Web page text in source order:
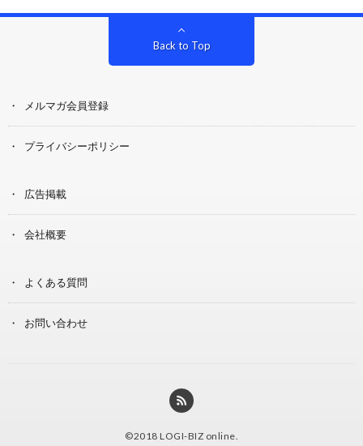
Back to Top
メルマガ会員登録
プライバシーポリシー
広告掲載
会社概要
よくある質問
お問い合わせ
©2018 LOGI-BIZ online.